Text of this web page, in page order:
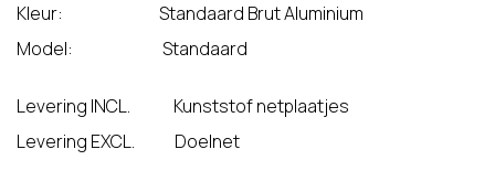
Kleur: Standaard Brut Aluminium
Model: Standaard
Levering INCL. Kunststof netplaatjes
Levering EXCL. Doelnet